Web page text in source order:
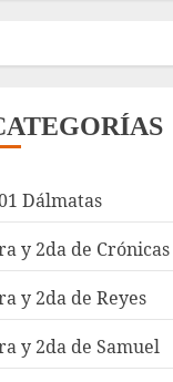
Dálmatas
y 2da de Crónicas
y 2da de Reyes
y 2da de Samuel